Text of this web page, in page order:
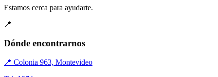
Estamos cerca para ayudarte.
📍
Dónde encontrarnos
📍 Colonia 963, Montevideo